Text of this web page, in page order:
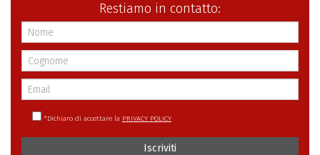
Restiamo in contatto:
*Dichiaro di accettare la PRIVACY POLICY
Iscriviti